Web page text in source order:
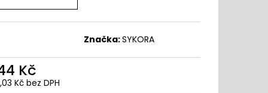
Značka:SYKORA
Kč
Kč bez DPH